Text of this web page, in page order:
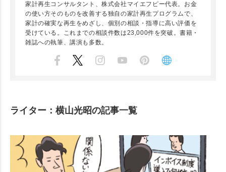
家計再生コンサルタント、株式会社マイエフピー代表。お金
の使い方そのものを改善する独自の家計再生プログラムで、
家計の確実な再生をめざし、個別の相談・指導に高い評価を
受けている。これまでの相談件数は23,000件を突破。書籍・
雑誌への執筆、講演も多数。
ライター：横山光昭の記事一覧